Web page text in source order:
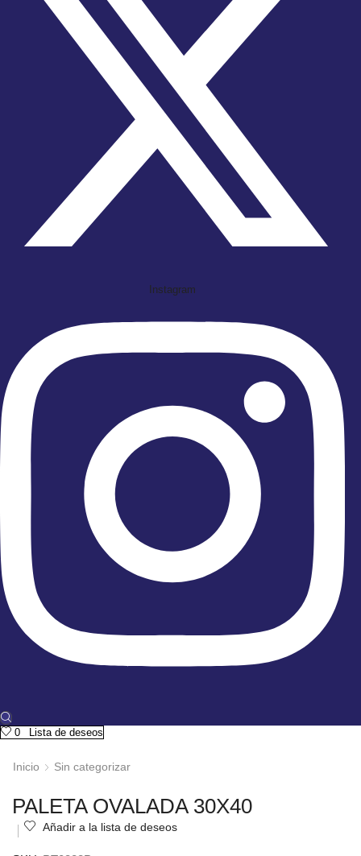
Instagram
0 Lista de deseos
Inicio Sin categorizar
PALETA OVALADA 30X40
Añadir a la lista de deseos